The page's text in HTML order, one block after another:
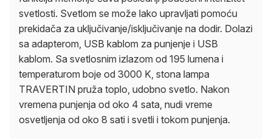
svetlosti. Svetlom se može lako upravljati pomoću
prekidača za uključivanje/isključivanje na dodir. Dolazi
sa adapterom, USB kablom za punjenje i USB
kablom. Sa svetlosnim izlazom od 195 lumena i
temperaturom boje od 3000 K, stona lampa
TRAVERTIN pruža toplo, udobno svetlo. Nakon
vremena punjenja od oko 4 sata, nudi vreme
osvetljenja od oko 8 sati i svetli i tokom punjenja.